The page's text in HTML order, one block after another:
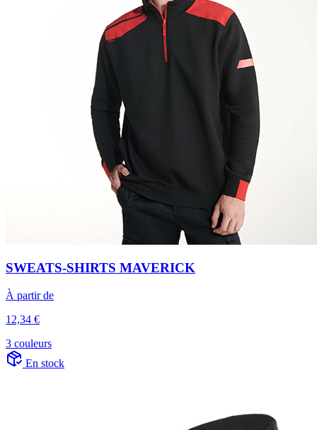
SWEATS-SHIRTS MAVERICK
À partir de
12,34 €
3 couleurs
En stock